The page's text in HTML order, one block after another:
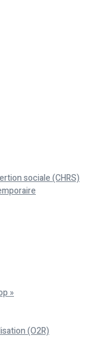
sociale (CHRS)
»
(O2R)